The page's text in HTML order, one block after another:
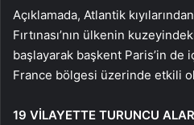
Açıklamada, Atlantik
Fırtınası’nın ülkenin
başlayarak başkent Paris’in
France bölgesi üzerinde etkili
19 VİLAYETTE TURUNCU